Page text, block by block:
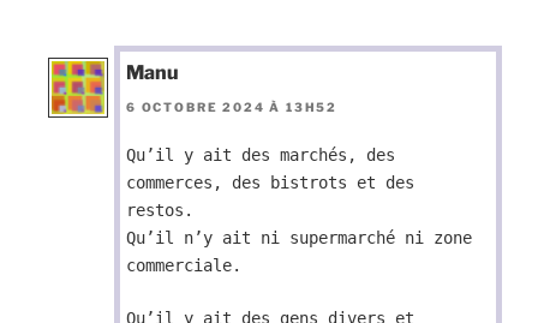
Manu
6 OCTOBRE 2024 À 13H52
Qu’il y ait des marchés, des
commerces, des bistrots et des
restos.
Qu’il n’y ait ni supermarché ni zone
commerciale.
Qu’il y ait des gens divers et